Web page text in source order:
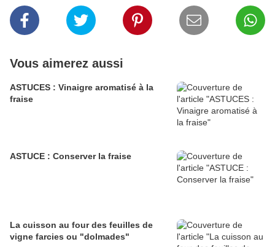
Vous aimerez aussi
ASTUCES : Vinaigre aromatisé à la
fraise
ASTUCE : Conserver la fraise
La cuisson au four des feuilles de
vigne farcies ou "dolmades"